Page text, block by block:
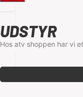
UDSTYR
Hos atv shoppen har vi